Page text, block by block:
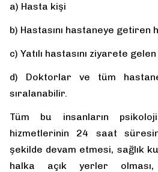
a) Hasta kişi
b) Hastasını hastaneye getiren
c) Yatılı hastasını ziyarete
d) Doktorlar ve tüm
sıralanabilir.
Tüm bu insanların
hizmetlerinin 24 saat
şekilde devam etmesi, sağlık
halka açık yerler